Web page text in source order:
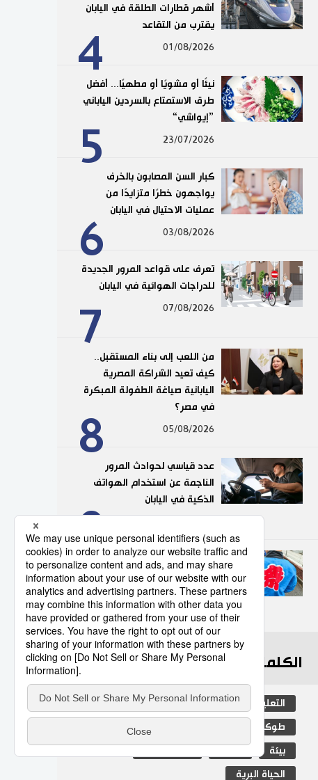
4
أشهر قطارات الطلقة في اليابان
يقترب من التقاعد
01/08/2026
5
نيئًا أو مشويًا أو مطهيًا... أفضل
طرق الاستمتاع بالسردين الياباني
”إيواشي“
23/07/2026
6
كبار السن المصابون بالخرف
يواجهون خطرًا متزايدًا من
عمليات الاحتيال في اليابان
03/08/2026
7
تعرف على قواعد المرور الجديدة
للدراجات الهوائية في اليابان
07/08/2026
8
من اللعب إلى بناء المستقبل..
كيف تعيد الشراكة المصرية
اليابانية صياغة الطفولة المبكرة
في مصر؟
05/08/2026
9
عدد قياسي لحوادث المرور
الناجمة عن استخدام الهواتف
الذكية في اليابان
10
”هابي“.. السترة التقليدية التي
تضفي روحًا خاصة على
المهرجانات اليابانية
05/08/2026
الكلمات الأكثر بحثا
التعليم الياباني مجتمع الجنس
طوكيو جيجي برس
بيئة
الحياة البرية